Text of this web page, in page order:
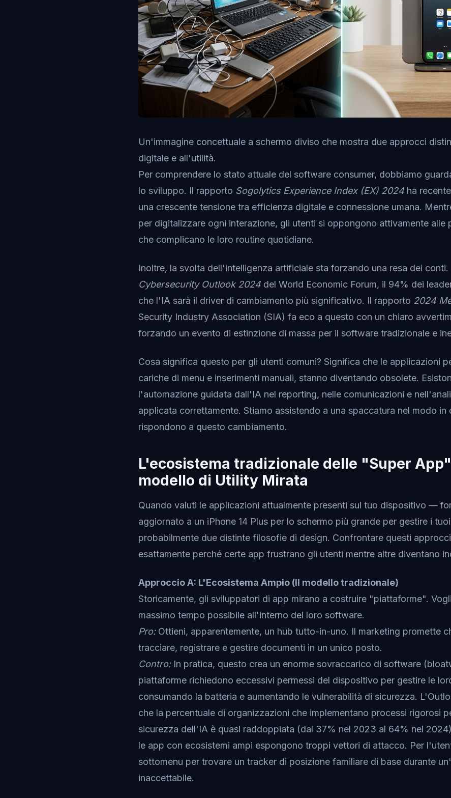
Un'immagine concettuale a schermo diviso che mostra due approcci
digitale e all'utilità.
Per comprendere lo stato attuale del software consumer, dobbiamo
lo sviluppo. Il rapporto Sogolytics Experience Index (EX) 2024 ha
una crescente tensione tra efficienza digitale e connessione umana.
per digitalizzare ogni interazione, gli utenti si oppongono attivamente alle
che complicano le loro routine quotidiane.
Inoltre, la svolta dell'intelligenza artificiale sta forzando una resa dei conti.
Cybersecurity Outlook 2024 del World Economic Forum, il 94% dei
che l'IA sarà il driver di cambiamento più significativo. Il rapporto 2024
Security Industry Association (SIA) fa eco a questo con un chiaro
forzando un evento di estinzione di massa per il software tradizionale e
Cosa significa questo per gli utenti comuni? Significa che le applicazioni
cariche di menu e inserimenti manuali, stanno diventando obsolete.
l'automazione guidata dall'IA nel reporting, nelle comunicazioni e
applicata correttamente. Stiamo assistendo a una spaccatura nel modo in
rispondono a questo cambiamento.
L'ecosistema tradizionale delle "Super
modello di Utility Mirata
Quando valuti le applicazioni attualmente presenti sul tuo dispositivo —
aggiornato a un iPhone 14 Plus per lo schermo più grande per gestire i
probabilmente due distinte filosofie di design. Confrontare questi
esattamente perché certe app frustrano gli utenti mentre altre diventano
Approccio A: L'Ecosistema Ampio (Il modello tradizionale)
Storicamente, gli sviluppatori di app mirano a costruire "piattaforme".
massimo tempo possibile all'interno del loro software.
Pro:Ottieni, apparentemente, un hub tutto-in-uno. Il marketing promette
tracciare, registrare e gestire documenti in un unico posto.
Contro:In pratica, questo crea un enorme sovraccarico di software
piattaforme richiedono eccessivi permessi del dispositivo per gestire le
consumando la batteria e aumentando le vulnerabilità di sicurezza.
che la percentuale di organizzazioni che implementano processi rigorosi
sicurezza dell'IA è quasi raddoppiata (dal 37% nel 2023 al 64% nel
le app con ecosistemi ampi espongono troppi vettori di attacco. Per
sottomenu per trovare un tracker di posizione familiare di base durante
inaccettabile.